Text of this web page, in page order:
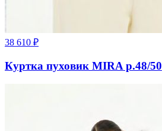
38 610 ₽
Куртка пуховик MIRA р.48/50